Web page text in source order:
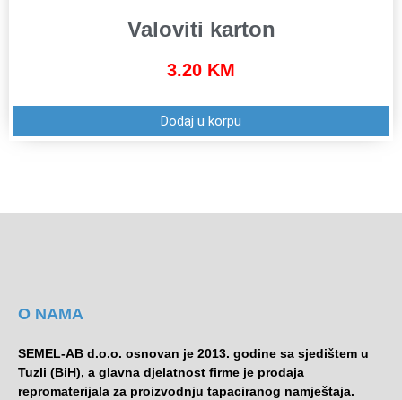
Valoviti karton
3.20 KM
Dodaj u korpu
O NAMA
SEMEL-AB d.o.o. osnovan je 2013. godine sa sjedištem u
Tuzli (BiH), a glavna djelatnost firme je prodaja
repromaterijala za proizvodnju tapaciranog namještaja.